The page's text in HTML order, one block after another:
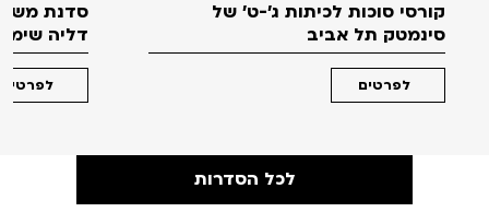
לכל הסדרות
קורסי סוכות לכיתות ג'-ט' של
סינמטק תל אביב
לפרטים
סדנת
דליה
לפרטים